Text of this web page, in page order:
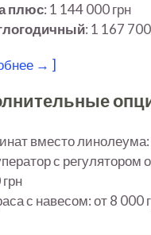
плюс: 1 144 000 грн
: 1 167
→ ]
вместо линолеума:
с регулятором
с навесом: от 8 000